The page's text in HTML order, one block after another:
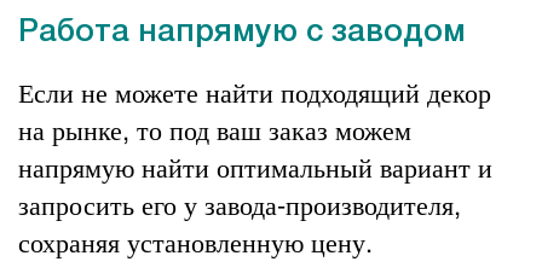
Работа напрямую с заводом
Если не можете найти подходящий декор
на рынке, то под ваш заказ можем
напрямую найти оптимальный вариант и
запросить его у завода-производителя,
сохраняя установленную цену.